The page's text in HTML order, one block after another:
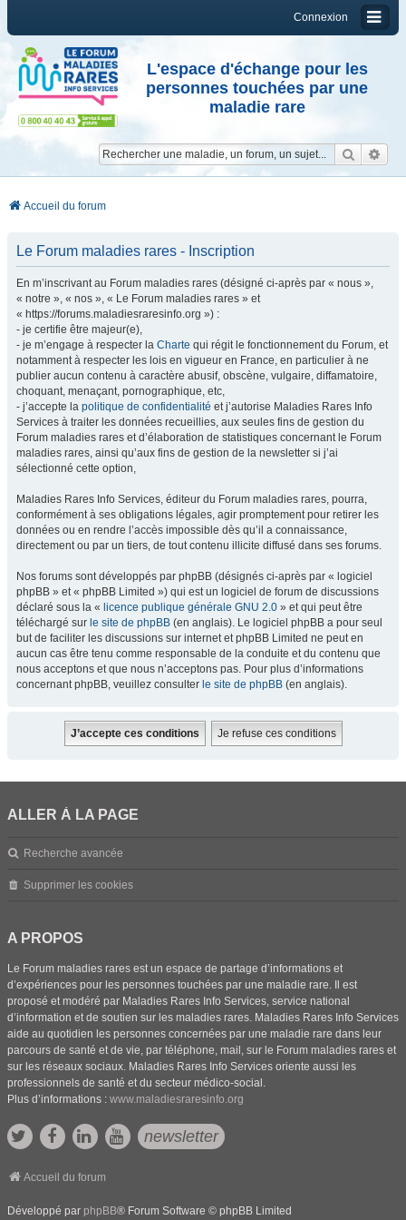
Connexion
L'espace d'échange pour les
personnes touchées par une
maladie rare
Accueil du forum
Le Forum maladies rares - Inscription
En m’inscrivant au Forum maladies rares (désigné ci-après par « nous »,
« notre », « nos », « Le Forum maladies rares » et
« https://forums.maladiesraresinfo.org ») :
- je certifie être majeur(e),
- je m’engage à respecter la Charte qui régit le fonctionnement du Forum, et
notamment à respecter les lois en vigueur en France, en particulier à ne
publier aucun contenu à caractère abusif, obscène, vulgaire, diffamatoire,
choquant, menaçant, pornographique, etc,
- j’accepte la politique de confidentialité et j’autorise Maladies Rares Info
Services à traiter les données recueillies, aux seules fins de gestion du
Forum maladies rares et d’élaboration de statistiques concernant le Forum
maladies rares, ainsi qu’aux fins de gestion de la newsletter si j’ai
sélectionné cette option,
Maladies Rares Info Services, éditeur du Forum maladies rares, pourra,
conformément à ses obligations légales, agir promptement pour retirer les
données ou en rendre l’accès impossible dès qu’il a connaissance,
directement ou par un tiers, de tout contenu illicite diffusé dans ses forums.
Nos forums sont développés par phpBB (désignés ci-après par « logiciel
phpBB » et « phpBB Limited ») qui est un logiciel de forum de discussions
déclaré sous la « licence publique générale GNU 2.0 » et qui peut être
téléchargé sur le site de phpBB (en anglais). Le logiciel phpBB a pour seul
but de faciliter les discussions sur internet et phpBB Limited ne peut en
aucun cas être tenu comme responsable de la conduite et du contenu que
nous acceptons et que nous n’acceptons pas. Pour plus d’informations
concernant phpBB, veuillez consulter le site de phpBB (en anglais).
ALLER À LA PAGE
Recherche avancée
Supprimer les cookies
A PROPOS
Le Forum maladies rares est un espace de partage d’informations et
d’expériences pour les personnes touchées par une maladie rare. Il est
proposé et modéré par Maladies Rares Info Services, service national
d’information et de soutien sur les maladies rares. Maladies Rares Info Services
aide au quotidien les personnes concernées par une maladie rare dans leur
parcours de santé et de vie, par téléphone, mail, sur le Forum maladies rares et
sur les réseaux sociaux. Maladies Rares Info Services oriente aussi les
professionnels de santé et du secteur médico-social.
Plus d’informations : www.maladiesraresinfo.org
newsletter
Accueil du forum
Développé par phpBB® Forum Software © phpBB Limited